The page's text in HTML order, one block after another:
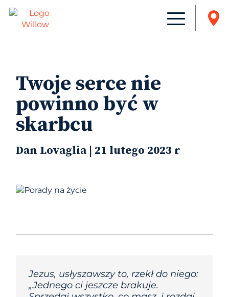
Twoje serce nie
powinno być w
skarbcu
Dan Lovaglia | 21 lutego 2023 r
Jezus, usłyszawszy to, rzekł do niego:
„Jednego ci jeszcze brakuje.